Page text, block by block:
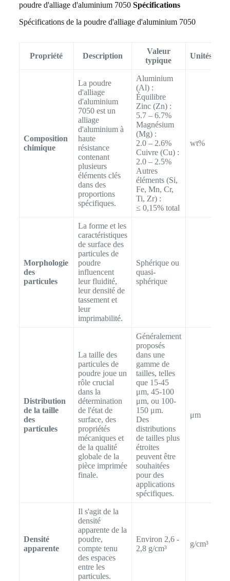
poudre d'alliage d'aluminium 7050 Spécifications
Spécifications de la poudre d'alliage d'aluminium 7050
Propriété Description
Valeur
typique
Unités
Composition
chimique
La poudre
d'alliage
d'aluminium
7050 est un
alliage
d'aluminium à
haute
résistance
contenant
plusieurs
éléments clés
dans des
proportions
spécifiques.
Aluminium
(Al) :
Équilibre
Zinc (Zn) :
5.7 – 6.7%
Magnésium
(Mg) :
2.0 – 2.6%
Cuivre (Cu) :
2.0 – 2.5%
Autres
éléments (Si,
Fe, Mn, Cr,
Ti, Zr) :
≤ 0,15% total
wt%
Morphologie
des
particules
La forme et les
caractéristiques
de surface des
particules de
poudre
influencent
leur fluidité,
leur densité de
tassement et
leur
imprimabilité.
Sphérique ou
quasi-
sphérique
Distribution
de la taille
des
particules
La taille des
particules de
poudre joue un
rôle crucial
dans la
détermination
de l'état de
surface, des
propriétés
mécaniques et
de la qualité
globale de la
pièce imprimée
finale.
Généralement
proposés
dans une
gamme de
tailles, telles
que 15-45
μm, 45-100
μm, ou 100-
150 μm.
Des
distributions
de tailles plus
étroites
peuvent être
souhaitées
pour des
applications
spécifiques.
μm
Densité
apparente
Il s'agit de la
densité
apparente de la
poudre,
compte tenu
des espaces
entre les
particules.
Environ 2,6 -
2,8 g/cm³
g/cm³